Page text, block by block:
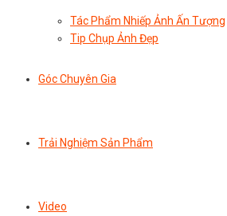
Tác Phẩm Nhiếp Ảnh Ấn Tượng
Tip Chụp Ảnh Đẹp
Góc Chuyên Gia
Trải Nghiệm Sản Phẩm
Video